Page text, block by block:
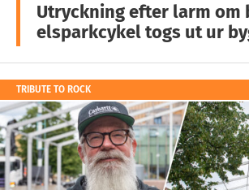
Utryckning efter larm om
elsparkcykel togs ut ur
TRIBUTE TO ROCK